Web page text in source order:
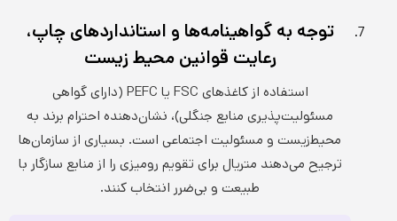
توجه به گواهینامه‌ها و استانداردهای چاپ،
رعایت قوانین محیط زیست
استفاده از کاغذهای FSC یا PEFC (دارای گواهی
مسئولیت‌پذیری منابع جنگلی)، نشان‌دهنده احترام برند به
محیط‌زیست و مسئولیت اجتماعی است. بسیاری از سازمان‌ها
ترجیح می‌دهند متریال برای تقویم رومیزی را از منابع سازگار با
طبیعت و بی‌ضرر انتخاب کنند.